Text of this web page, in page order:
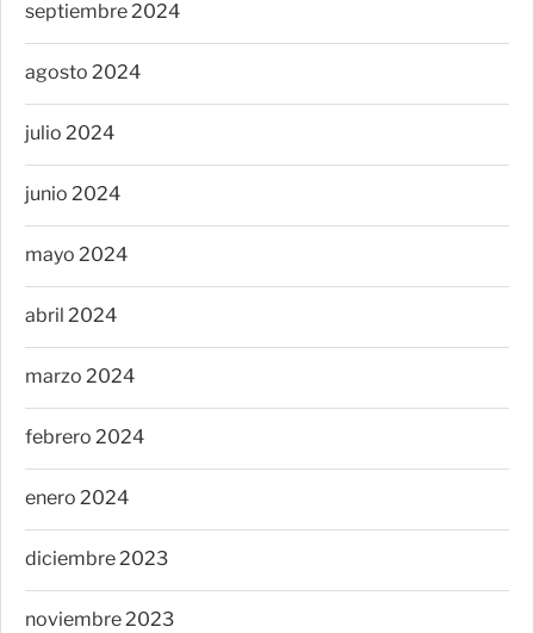
septiembre 2024
agosto 2024
julio 2024
junio 2024
mayo 2024
abril 2024
marzo 2024
febrero 2024
enero 2024
diciembre 2023
noviembre 2023